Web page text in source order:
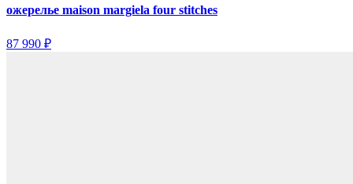
ожерелье maison margiela four stitches
87 990 ₽